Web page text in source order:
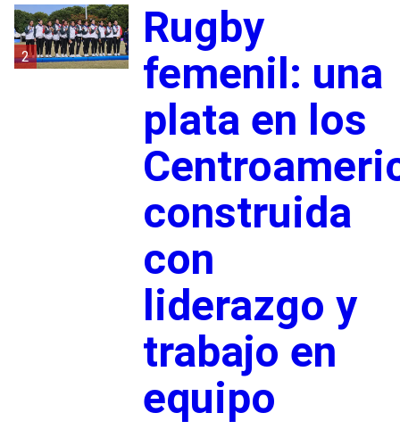
2
Rugby
femenil: una
plata en los
construida
con
liderazgo y
trabajo en
equipo